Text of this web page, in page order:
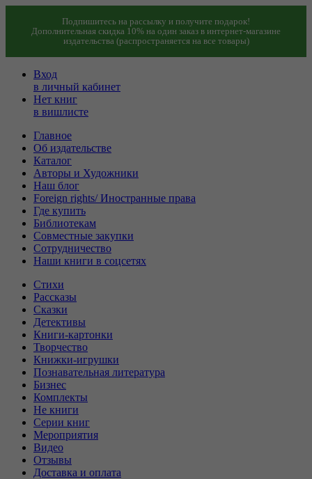
Подпишитесь на рассылку и получите подарок!
Дополнительная скидка 10% на один заказ в интернет-магазине
издательства (распространяется на все товары)
Вход
в личный кабинет
Нет книг
в вишлисте
Главное
Об издательстве
Каталог
Авторы и Художники
Наш блог
Foreign rights/ Иностранные права
Где купить
Библиотекам
Совместные закупки
Сотрудничество
Наши книги в соцсетях
Стихи
Рассказы
Сказки
Детективы
Книги-картонки
Творчество
Книжки-игрушки
Познавательная литература
Бизнес
Комплекты
Не книги
Серии книг
Мероприятия
Видео
Отзывы
Доставка и оплата